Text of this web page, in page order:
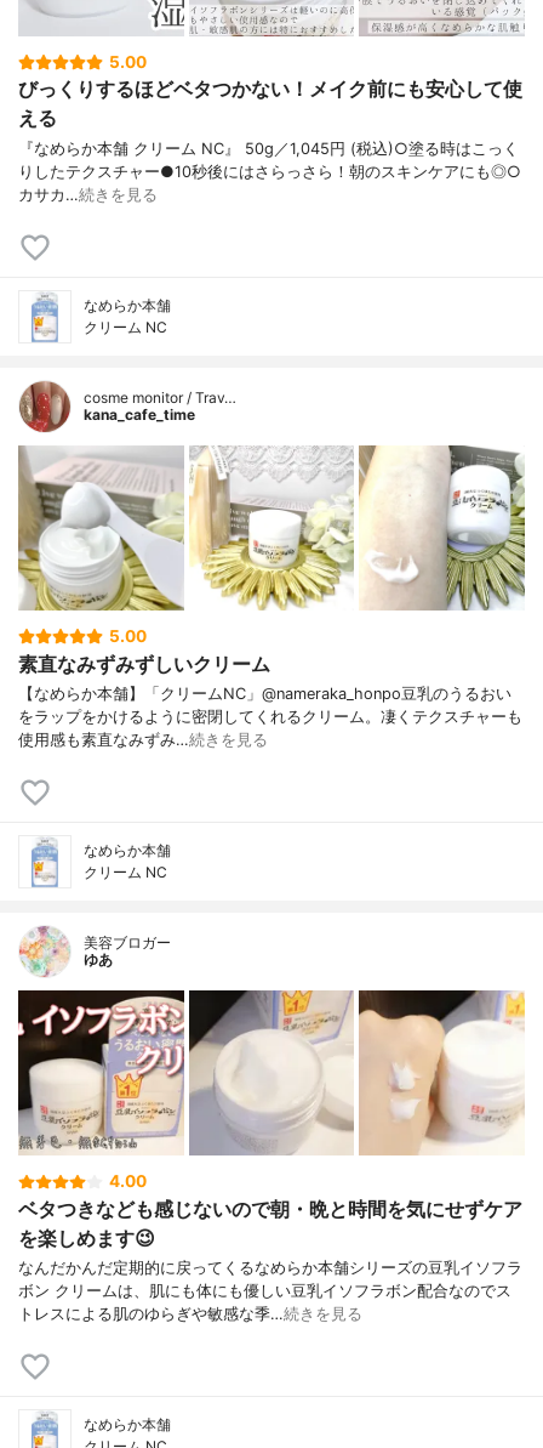
5.00
びっくりするほどベタつかない！メイク前にも安心して使
える
『なめらか本舗 クリーム NC』 50g／1,045円 (税込)○塗る時はこっく
りしたテクスチャー●10秒後にはさらっさら！朝のスキンケアにも◎○
カサカ…続きを見る
なめらか本舗
クリーム NC
cosme monitor / Trav…
kana_cafe_time
5.00
素直なみずみずしいクリーム
【なめらか本舗】「クリームNC」@nameraka_honpo豆乳のうるおい
をラップをかけるように密閉してくれるクリーム。凄くテクスチャーも
使用感も素直なみずみ…続きを見る
なめらか本舗
クリーム NC
美容ブロガー
ゆあ
4.00
ベタつきなども感じないので朝・晩と時間を気にせずケア
を楽しめます😉
なんだかんだ定期的に戻ってくるなめらか本舗シリーズの豆乳イソフラ
ボン クリームは、肌にも体にも優しい豆乳イソフラボン配合なのでス
トレスによる肌のゆらぎや敏感な季…続きを見る
なめらか本舗